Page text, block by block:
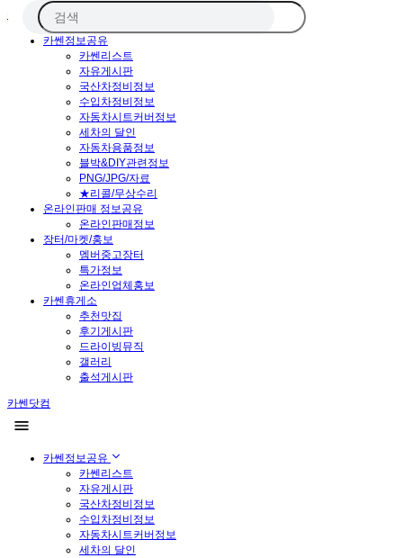
카쎈닷컴
카쎈정보공유
카쎈리스트
자유게시판
국산차정비정보
수입차정비정보
자동차시트커버정보
세차의 달인
자동차용품정보
블박&DIY관련정보
PNG/JPG/자료
★리콜/무상수리
온라인판매 정보공유
온라인판매정보
장터/마켓/홍보
멤버중고장터
특가정보
온라인업체홍보
카쎈휴게소
추천맛집
후기게시판
드라이빙뮤직
갤러리
출석게시판
카쎈닷컴
카쎈정보공유
카쎈리스트
자유게시판
국산차정비정보
수입차정비정보
자동차시트커버정보
세차의 달인